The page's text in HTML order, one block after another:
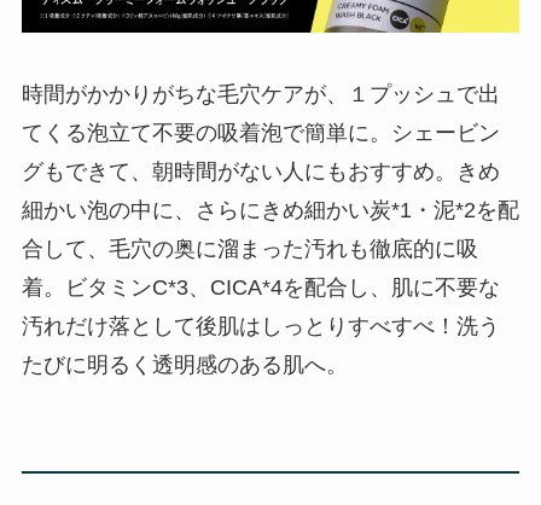
時間がかかりがちな毛穴ケアが、１プッシュで出
てくる泡立て不要の吸着泡で簡単に。シェービン
グもできて、朝時間がない人にもおすすめ。きめ
細かい泡の中に、さらにきめ細かい炭*1・泥*2を配
合して、毛穴の奥に溜まった汚れも徹底的に吸
着。ビタミンC*3、CICA*4を配合し、肌に不要な
汚れだけ落として後肌はしっとりすべすべ！洗う
たびに明るく透明感のある肌へ。